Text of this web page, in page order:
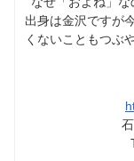
出身は金沢ですが
くないこともつぶ